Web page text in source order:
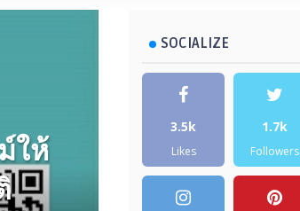
ให้
SOCIALIZE
3.5k
Likes
1.7k
Followers